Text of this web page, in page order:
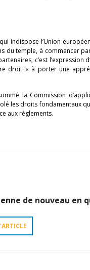
indispose l’Union
temple, à commencer
c’est l’expression
droit « à porter une
la Commission
les droits fondamentaux
aux règlements.
de nouveau en